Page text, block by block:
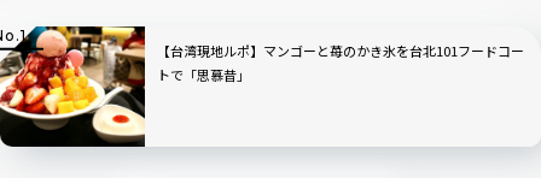
【台湾現地ルポ】マンゴーと苺のかき氷を台北101フードコー
トで「思慕昔」